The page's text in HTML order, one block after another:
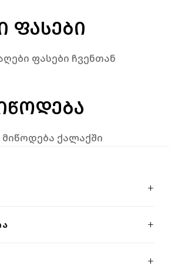
ᲤᲐᲡᲔᲑᲘ
ფასები ჩვენთან
ქალაქში
ონლაინ მაღაზია. ხარისხი, სისწრაფე